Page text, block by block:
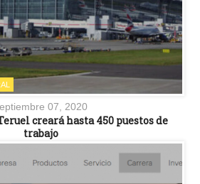
07, 2020
creará hasta 450 puestos de
trabajo